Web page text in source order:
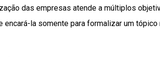
das empresas atende a múltiplos
encará-la somente para formalizar um